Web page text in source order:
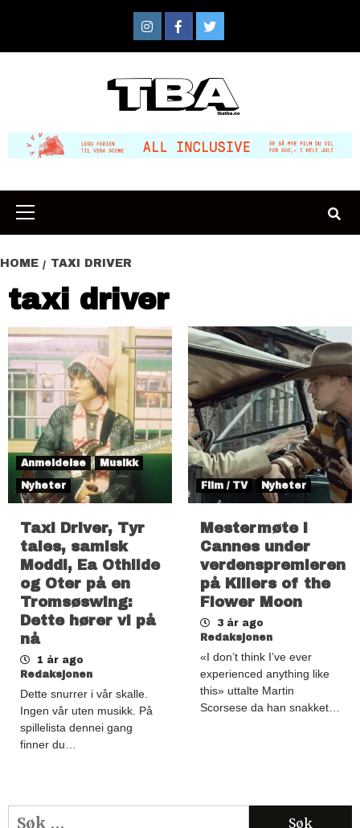
content
InstagramFacebook
Twitter
Primary
Menu
HOME TAXI DRIVER
taxi driver
Anmeldelse
Musikk
Nyheter
Taxi Driver, Tyr
tales, samisk
Moddi, Ea Othilde
og Oter på en
Tromsøswing:
Dette hører vi på
nå
1 år ago
Redaksjonen
Dette snurrer i vår skalle.
Ingen vår uten musikk. På
spillelista dennei gang
finner du…
Film / TV Nyheter
Mestermøte i
Cannes under
verdenspremieren
på Killers of the
Flower Moon
3 år ago
Redaksjonen
«I don’t think I’ve ever
experienced anything like
this» uttalte Martin
Scorsese da han snakket…
Søk